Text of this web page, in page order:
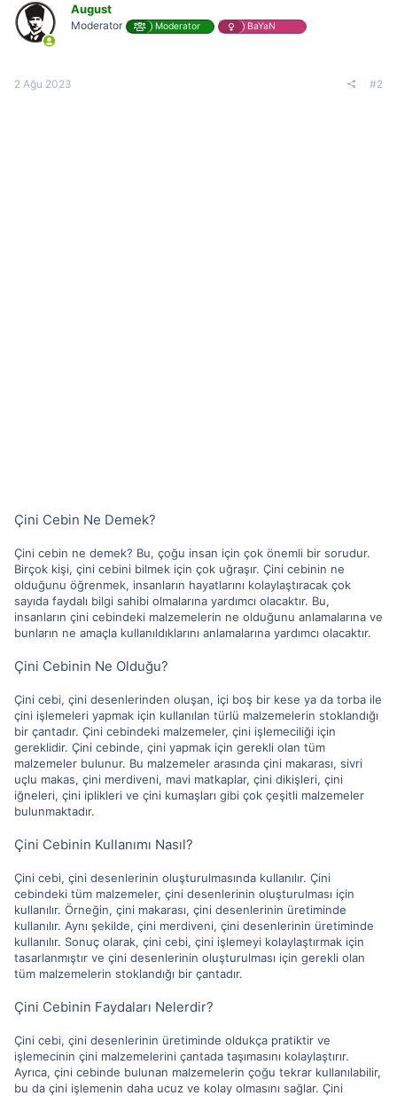
August
Moderator Moderator BaYaN
2 Ağu 2023 #2
Çini Cebin Ne Demek?
Çini cebin ne demek? Bu, çoğu insan için çok önemli bir sorudur.
Birçok kişi, çini cebini bilmek için çok uğraşır. Çini cebinin ne
olduğunu öğrenmek, insanların hayatlarını kolaylaştıracak çok
sayıda faydalı bilgi sahibi olmalarına yardımcı olacaktır. Bu,
insanların çini cebindeki malzemelerin ne olduğunu anlamalarına ve
bunların ne amaçla kullanıldıklarını anlamalarına yardımcı olacaktır.
Çini Cebinin Ne Olduğu?
Çini cebi, çini desenlerinden oluşan, içi boş bir kese ya da torba ile
çini işlemeleri yapmak için kullanılan türlü malzemelerin stoklandığı
bir çantadır. Çini cebindeki malzemeler, çini işlemeciliği için
gereklidir. Çini cebinde, çini yapmak için gerekli olan tüm
malzemeler bulunur. Bu malzemeler arasında çini makarası, sivri
uçlu makas, çini merdiveni, mavi matkaplar, çini dikişleri, çini
iğneleri, çini iplikleri ve çini kumaşları gibi çok çeşitli malzemeler
bulunmaktadır.
Çini Cebinin Kullanımı Nasıl?
Çini cebi, çini desenlerinin oluşturulmasında kullanılır. Çini
cebindeki tüm malzemeler, çini desenlerinin oluşturulması için
kullanılır. Örneğin, çini makarası, çini desenlerinin üretiminde
kullanılır. Aynı şekilde, çini merdiveni, çini desenlerinin üretiminde
kullanılır. Sonuç olarak, çini cebi, çini işlemeyi kolaylaştırmak için
tasarlanmıştır ve çini desenlerinin oluşturulması için gerekli olan
tüm malzemelerin stoklandığı bir çantadır.
Çini Cebinin Faydaları Nelerdir?
Çini cebi, çini desenlerinin üretiminde oldukça pratiktir ve
işlemecinin çini malzemelerini çantada taşımasını kolaylaştırır.
Ayrıca, çini cebinde bulunan malzemelerin çoğu tekrar kullanılabilir,
bu da çini işlemenin daha ucuz ve kolay olmasını sağlar. Çini